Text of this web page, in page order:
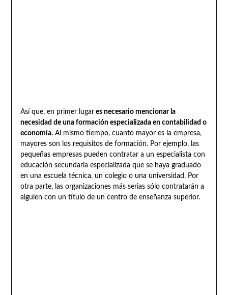
Así que, en primer lugares necesario mencionar la
necesidad de una formación especializada en contabilidad o
economía.Al mismo tiempo, cuanto mayor es la empresa,
mayores son los requisitos de formación. Por ejemplo, las
pequeñas empresas pueden contratar a un especialista con
educación secundaria especializada que se haya graduado
en una escuela técnica, un colegio o una universidad. Por
otra parte, las organizaciones más serias sólo contratarán a
alguien con un título de un centro de enseñanza superior.